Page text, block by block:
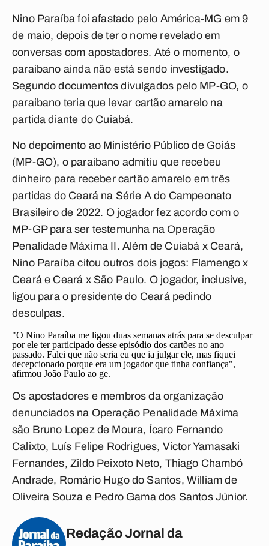
Nino Paraíba foi afastado pelo América-MG em 9
de maio, depois de ter o nome revelado em
conversas com apostadores. Até o momento, o
paraibano ainda não está sendo investigado.
Segundo documentos divulgados pelo MP-GO, o
paraibano teria que levar cartão amarelo na
partida diante do Cuiabá.
No depoimento ao Ministério Público de Goiás
(MP-GO), o paraibano admitiu que recebeu
dinheiro para receber cartão amarelo em três
partidas do Ceará na Série A do Campeonato
Brasileiro de 2022. O jogador fez acordo com o
MP-GP para ser testemunha na Operação
Penalidade Máxima II. Além de Cuiabá x Ceará,
Nino Paraíba citou outros dois jogos: Flamengo x
Ceará e Ceará x São Paulo. O jogador, inclusive,
ligou para o presidente do Ceará pedindo
desculpas.
"O Nino Paraíba me ligou duas semanas atrás para se desculpar
por ele ter participado desse episódio dos cartões no ano
passado. Falei que não seria eu que ia julgar ele, mas fiquei
decepcionado porque era um jogador que tinha confiança",
afirmou João Paulo ao ge.
Os apostadores e membros da organização
denunciados na Operação Penalidade Máxima
são Bruno Lopez de Moura, Ícaro Fernando
Calixto, Luís Felipe Rodrigues, Victor Yamasaki
Fernandes, Zildo Peixoto Neto, Thiago Chambó
Andrade, Romário Hugo do Santos, William de
Oliveira Souza e Pedro Gama dos Santos Júnior.
Redação Jornal da